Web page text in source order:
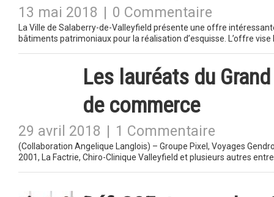
13 mai 2018 0 Commentaire
La Ville de Salaberry-de-Valleyfield présente une offre
bâtiments patrimoniaux pour la réalisation d’esquisse. L’offre
Les lauréats du
de commerce
29 avril 2018 1 Commentaire
(Collaboration Angelique Langlois) – Groupe Pixel, Voyages
2001, La Factrie, Chiro-Clinique Valleyfield et plusieurs autres